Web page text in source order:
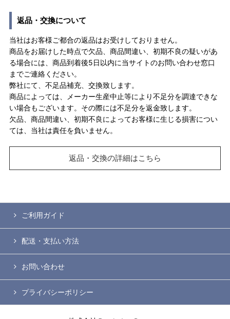
返品・交換について
当社はお客様ご都合の返品はお受けしておりません。
商品をお届けした時点で欠品、商品間違い、初期不良の疑いがあ
る場合には、商品到着後5日以内に当サイトのお問い合わせ窓口
までご連絡ください。
弊社にて、不足品補充、交換致します。
商品によっては、メーカー生産中止等により不足分を調達できな
い場合もございます。その際には不足分を返金致します。
欠品、商品間違い、初期不良によってお客様に生じる損害につい
ては、当社は責任を負いません。
返品・交換の詳細はこちら
ご利用ガイド
配送・支払い方法
お問い合わせ
プライバシーポリシー